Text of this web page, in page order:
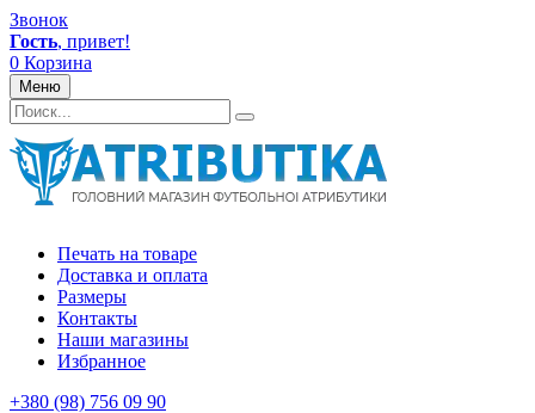
Звонок
Гость, привет!
0 Корзина
Меню
Печать на товаре
Доставка и оплата
Размеры
Контакты
Наши магазины
Избранное
+380 (98) 756 09 90